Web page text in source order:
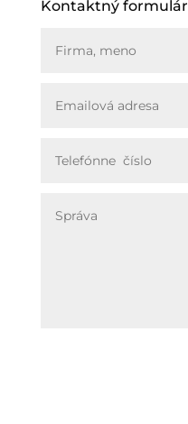
Kontaktný formulár